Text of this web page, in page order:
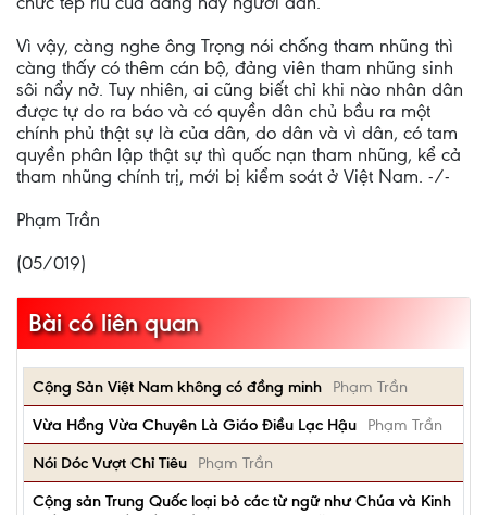
Vì vậy, càng nghe ông Trọng nói chống tham nhũng thì
càng thấy có thêm cán bộ, đảng viên tham nhũng sinh
sôi nẩy nở. Tuy nhiên, ai cũng biết chỉ khi nào nhân dân
được tự do ra báo và có quyền dân chủ bầu ra một
chính phủ thật sự là của dân, do dân và vì dân, có tam
quyền phân lập thật sự thì quốc nạn tham nhũng, kể cả
tham nhũng chính trị, mới bị kiểm soát ở Việt Nam. -/-
Phạm Trần
(05/019)
Bài có liên quan
Cộng Sản Việt Nam không có đồng minh
Phạm Trần
Vừa Hồng Vừa Chuyên Là Giáo Điều Lạc Hậu
Phạm Trần
Nói Dóc Vượt Chỉ Tiêu
Phạm Trần
Cộng sản Trung Quốc loại bỏ các từ ngữ như Chúa và Kinh